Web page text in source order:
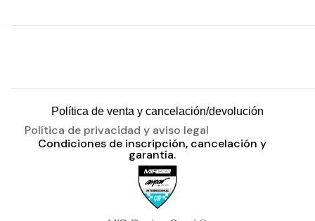
Política de venta y cancelación/devolución
Política de privacidad y aviso legal
Condiciones de inscripción, cancelación y
garantía.